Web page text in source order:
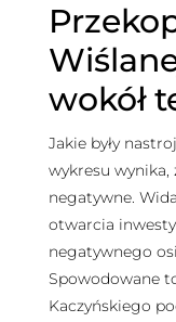
wokół
Jakie były
wykresu wynika,
negatywne.
otwarcia
negatywnego
Spowodowane
Kaczyńskiego